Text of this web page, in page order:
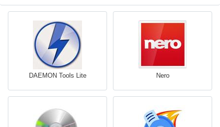
DAEMON Tools Lite Nero